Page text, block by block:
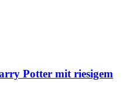
Potter mit riesigem